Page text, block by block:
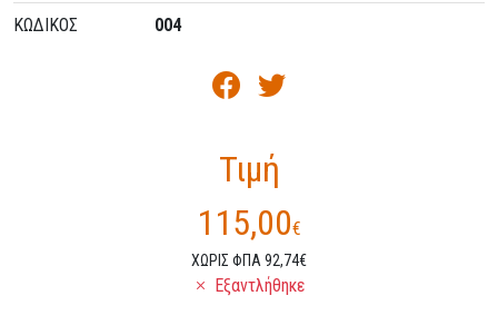
ΚΩΔΙΚΌΣ 004
Τιμή
115,00€
ΧΩΡΙΣ ΦΠΑ 92,74€
Εξαντλήθηκε